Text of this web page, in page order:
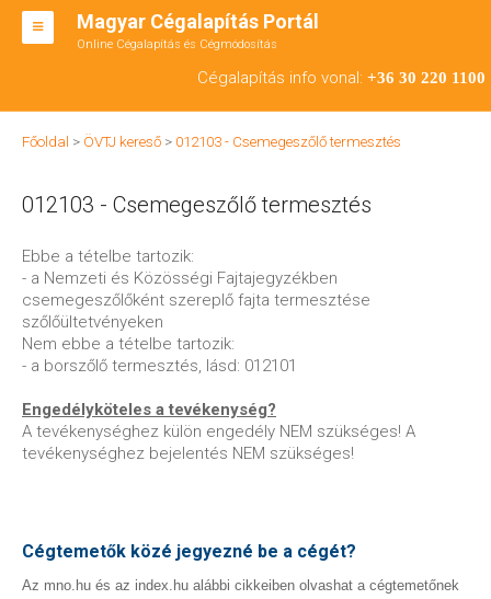
Magyar Cégalapítás Portál
Online Cégalapítás és Cégmódosítás
Cégalapítás info vonal: +36 30 220 1100
BT ALAPÍTÁS
CÉGMÓDOSÍTÁS
ÁTALAKULÁS
TEÁOR SZÁMOK '08
ENGEDÉLYKÖTELES
IRODÁK
Főoldal > ÖVTJ kereső > 012103 - Csemegeszőlő termesztés
012103 - Csemegeszőlő termesztés
Ebbe a tételbe tartozik:
- a Nemzeti és Közösségi Fajtajegyzékben
csemegeszőlőként szereplő fajta termesztése
szőlőültetvényeken
Nem ebbe a tételbe tartozik:
- a borszőlő termesztés, lásd: 012101
Engedélyköteles a tevékenység?
A tevékenységhez külön engedély NEM szükséges! A
tevékenységhez bejelentés NEM szükséges!
Cégtemetők közé jegyezné be a cégét?
Az mno.hu és az index.hu alábbi cikkeiben olvashat a cégtemetőnek